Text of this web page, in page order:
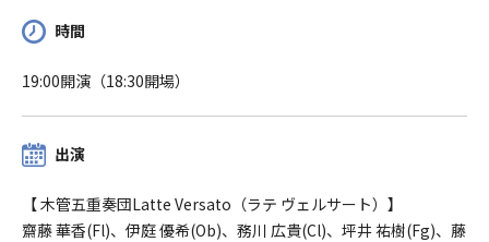
時間
19:00開演（18:30開場）
出演
【 木管五重奏団Latte Versato（ラテ ヴェルサート）】
齋藤 華香(Fl)、伊庭 優希(Ob)、務川 広貴(Cl)、坪井 祐樹(Fg)、藤